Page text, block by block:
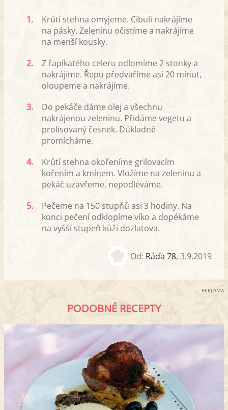
1.
Krůtí stehna omyjeme. Cibuli nakrájíme
na pásky. Zeleninu očistíme a nakrájíme
na menší kousky.
2.
Z řapíkatého celeru odlomíme 2 stonky a
nakrájíme. Řepu předvaříme asi 20 minut,
oloupeme a nakrájíme.
3.
Do pekáče dáme olej a všechnu
nakrájenou zeleninu. Přidáme vegetu a
prolisovaný česnek. Důkladně
promícháme.
4.
Krůtí stehna okořeníme grilovacím
kořením a kmínem. Vložíme na zeleninu a
pekáč uzavřeme, nepodléváme.
5.
Pečeme na 150 stupňů asi 3 hodiny. Na
konci pečení odklopíme víko a dopékáme
na vyšší stupeň kůži dozlatova.
Od: Ráďa 78, 3.9.2019
REKLAMA
PODOBNÉ RECEPTY